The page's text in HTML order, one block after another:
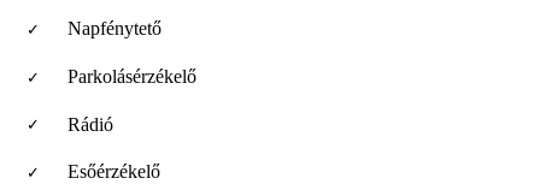
Napfénytető
Parkolásérzékelő
Rádió
Esőérzékelő